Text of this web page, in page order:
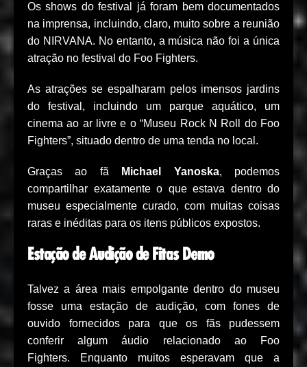
Os shows do festival já foram bem documentados
na imprensa, incluindo, claro, muito sobre a reunião
do NIRVANA. No entanto, a música não foi a única
atração no festival do Foo Fighters.
As atrações se espalharam pelos imensos jardins
do festival, incluindo um parque aquático, um
cinema ao ar livre e o “Museu Rock N Roll do Foo
Fighters”, situado dentro de uma tenda no local.
Graças ao fã Michael Yanoska, podemos
compartilhar exatamente o que estava dentro do
museu especialmente curado, com muitas coisas
raras e inéditas para os itens públicos expostos.
Estação de Audição de Fitas Demo
Talvez a área mais empolgante dentro do museu
fosse uma estação de audição, com fones de
ouvido fornecidos para que os fãs pudessem
conferir algum áudio relacionado ao Foo
Fighters. Enquanto muitos esperavam que a